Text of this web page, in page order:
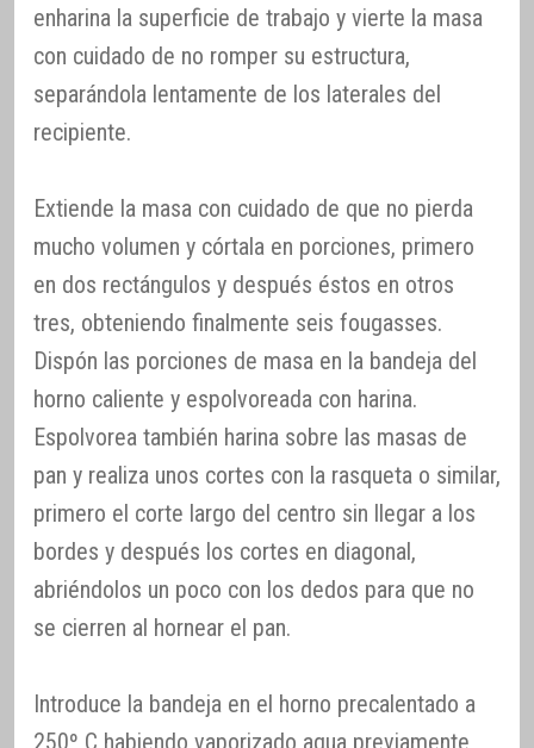
enharina la superficie de trabajo y vierte la masa
con cuidado de no romper su estructura,
separándola lentamente de los laterales del
recipiente.
Extiende la masa con cuidado de que no pierda
mucho volumen y córtala en porciones, primero
en dos rectángulos y después éstos en otros
tres, obteniendo finalmente seis fougasses.
Dispón las porciones de masa en la bandeja del
horno caliente y espolvoreada con harina.
Espolvorea también harina sobre las masas de
pan y realiza unos cortes con la rasqueta o similar,
primero el corte largo del centro sin llegar a los
bordes y después los cortes en diagonal,
abriéndolos un poco con los dedos para que no
se cierren al hornear el pan.
Introduce la bandeja en el horno precalentado a
250º C habiendo vaporizado agua previamente,